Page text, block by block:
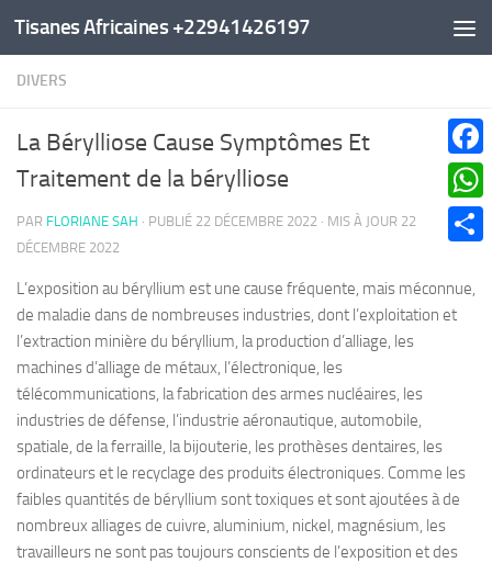
Au dessous du contenu
Tisanes Africaines +22941426197
DIVERS
La Bérylliose Cause Symptômes Et
Traitement de la bérylliose
PAR FLORIANE SAH · PUBLIÉ 22 DÉCEMBRE 2022 · MIS À JOUR 22
DÉCEMBRE 2022
L’exposition au béryllium est une cause fréquente, mais méconnue,
de maladie dans de nombreuses industries, dont l’exploitation et
l’extraction minière du béryllium, la production d’alliage, les
machines d’alliage de métaux, l’électronique, les
télécommunications, la fabrication des armes nucléaires, les
industries de défense, l’industrie aéronautique, automobile,
spatiale, de la ferraille, la bijouterie, les prothèses dentaires, les
ordinateurs et le recyclage des produits électroniques. Comme les
faibles quantités de béryllium sont toxiques et sont ajoutées à de
nombreux alliages de cuivre, aluminium, nickel, magnésium, les
travailleurs ne sont pas toujours conscients de l’exposition et des